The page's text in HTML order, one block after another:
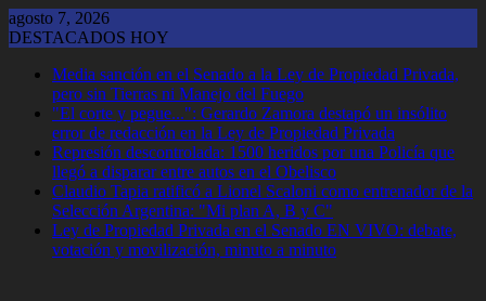
Saltar
al
agosto 7, 2026
DESTACADOS HOY
Media sanción en el Senado a la Ley de Propiedad Privada,
pero sin Tierras ni Manejo del Fuego
"El corte y pegue...": Gerardo Zamora destapó un insólito
error de redacción en la Ley de Propiedad Privada
Represión descontrolada: 1500 heridos por una Policía que
llegó a disparar entre autos en el Obelisco
Claudio Tapia ratificó a Lionel Scaloni como entrenador de la
Selección Argentina: "Mi plan A, B y C"
Ley de Propiedad Privada en el Senado EN VIVO: debate,
votación y movilización, minuto a minuto